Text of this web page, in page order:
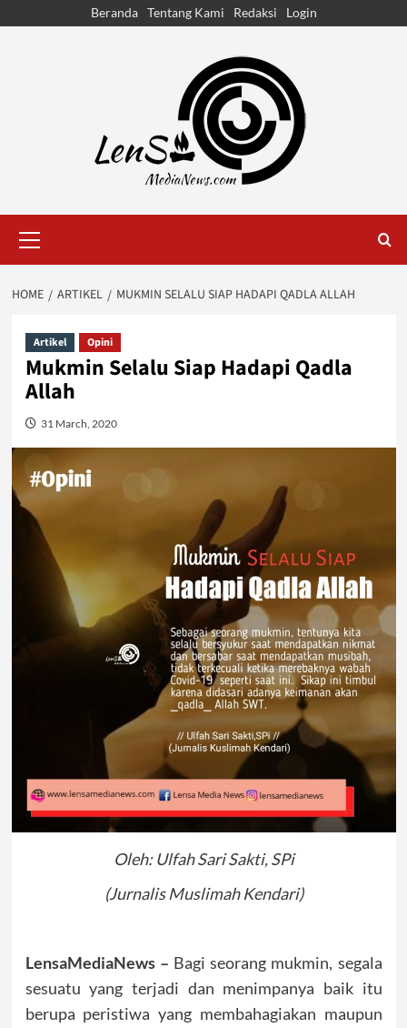
Beranda Tentang Kami Redaksi Login
Menu
HOME ARTIKEL MUKMIN SELALU SIAP HADAPI QADLA ALLAH
Artikel Opini
Mukmin Selalu Siap Hadapi Qadla
Allah
31 March, 2020
Oleh: Ulfah Sari Sakti, SPi
(Jurnalis Muslimah Kendari)
LensaMediaNews – Bagi seorang mukmin, segala
sesuatu yang terjadi dan menimpanya baik itu
berupa peristiwa yang membahagiakan maupun